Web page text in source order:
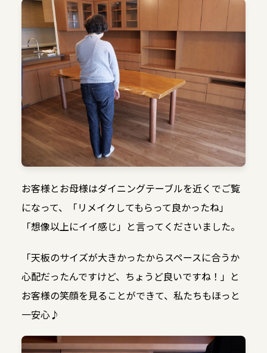
お客様とお母様はダイニングテーブルを近くでご覧
になって、「リメイクしてもらって良かったね」
「想像以上にイイ感じ」と言ってくださいました。
「天板のサイズが大きかったからスペースに合うか
心配だったんですけど、ちょうど良いですね！」と
お客様の笑顔を見ることができて、私たちもほっと
一安心♪